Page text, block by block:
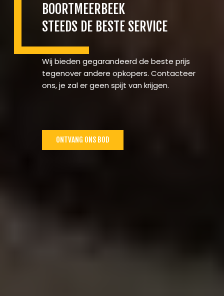
BOORTMEERBEEK
STEEDS DE BESTE SERVICE
Wij bieden gegarandeerd de beste prijs
tegenover andere opkopers. Contacteer
ons, je zal er geen spijt van krijgen.
ONTVANG ONS BOD